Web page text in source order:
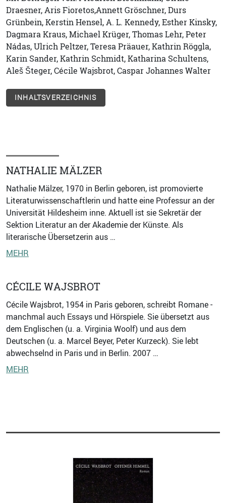
Draesner, Aris Fioretos,Annett Gröschner, Durs
Grünbein, Kerstin Hensel, A. L. Kennedy, Esther Kinsky,
Dagmara Kraus, Michael Krüger, Thomas Lehr, Peter
Nádas, Ulrich Peltzer, Teresa Präauer, Kathrin Röggla,
Karin Sander, Kathrin Schmidt, Katharina Schultens,
Aleš Šteger, Cécile Wajsbrot, Caspar Johannes Walter
INHALTSVERZEICHNIS
NATHALIE MÄLZER
Nathalie Mälzer, 1970 in Berlin geboren, ist promovierte
Literaturwissenschaftlerin und hatte eine Professur an der
Universität Hildesheim inne. Aktuell ist sie Sekretär der
Sektion Literatur an der Akademie der Künste. Als
literarische Übersetzerin aus …
MEHR
CÉCILE WAJSBROT
Cécile Wajsbrot, 1954 in Paris geboren, schreibt Romane -
manchmal auch Essays und Hörspiele. Sie übersetzt aus
dem Englischen (u. a. Virginia Woolf) und aus dem
Deutschen (u. a. Marcel Beyer, Peter Kurzeck). Sie lebt
abwechselnd in Paris und in Berlin. 2007 …
MEHR